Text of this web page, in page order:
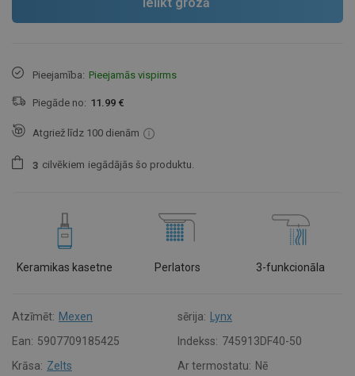
Pieejamība: Pieejamās vispirms
Piegāde no: 11.99 €
Atgriež līdz 100 dienām
3 cilvēkiem iegādājās šo produktu.
Keramikas kasetne Perlators 3-funkcionāla
Atzīmēt: Mexen sērija:
Lynx
Ean: 5907709185425 Indekss: 745913DF40-50
Krāsa: Zelts Ar termostatu: Nē